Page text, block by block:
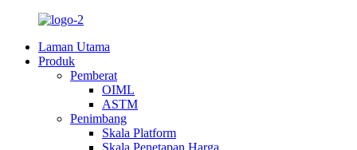
Laman Utama
Produk
Pemberat
OIML
ASTM
Penimbang
Skala Platform
Skala Penetapan Harga